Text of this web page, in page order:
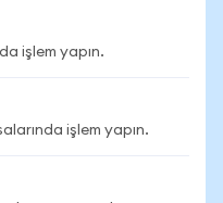
işlem yapın.
işlem yapın.